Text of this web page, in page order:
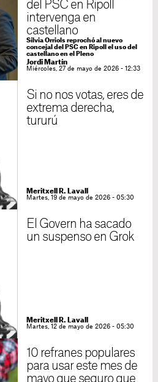
del PSC en Ripoll
intervenga en
castellano
Sílvia Orriols reprochó al nuevo
concejal del PSC en Ripoll el uso del
castellano en el Pleno
Jordi Martín
Miércoles, 27 de mayo de 2026 - 12:33
Si no nos votas, eres de
extrema derecha,
tururú
Meritxell R. Lavall
Martes, 19 de mayo de 2026 - 05:30
El Govern ha sacado
un suspenso en Grok
Meritxell R. Lavall
Martes, 12 de mayo de 2026 - 05:30
10 refranes populares
para usar este mes de
mayo que seguro que